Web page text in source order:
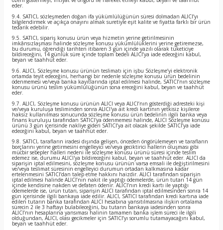
eder.
9.4. SATICI, sözleşmeden doğan ifa yükümlülüğünün süresi dolmadan ALICI’yı
bilgilendirmek ve açıkça onayını almak suretiyle eşit kalite ve fiyatta farklı bir ürün
tedarik edebilir.
9.5. SATICI, sipariş konusu ürün veya hizmetin yerine getirilmesinin
imkânsızlaşması halinde sözleşme konusu yükümlülüklerini yerine getiremezse,
bu durumu, öğrendiği tarihten itibaren 3 gün içinde yazılı olarak tüketiciye
bildireceğini, 14 günlük süre içinde toplam bedeli ALICI’ya iade edeceğini kabul,
beyan ve taahhüt eder.
9.6. ALICI, Sözleşme konusu ürünün teslimatı için işbu Sözleşme’yi elektronik
ortamda teyit edeceğini, herhangi bir nedenle sözleşme konusu ürün bedelinin
ödenmemesi ve/veya banka kayıtlarında iptal edilmesi halinde, SATICI’nın sözleşme
konusu ürünü teslim yükümlülüğünün sona ereceğini kabul, beyan ve taahhüt
eder.
9.7. ALICI, Sözleşme konusu ürünün ALICI veya ALICI’nın gösterdiği adresteki kişi
ve/veya kuruluşa tesliminden sonra ALICI'ya ait kredi kartının yetkisiz kişilerce
haksız kullanılması sonucunda sözleşme konusu ürün bedelinin ilgili banka veya
finans kuruluşu tarafından SATICI'ya ödenmemesi halinde, ALICI Sözleşme konusu
ürünü 3 gün içerisinde nakliye gideri SATICI’ya ait olacak şekilde SATICI’ya iade
edeceğini kabul, beyan ve taahhüt eder.
9.8. SATICI, tarafların iradesi dışında gelişen, önceden öngörülemeyen ve tarafların
borçlarını yerine getirmesini engelleyici ve/veya geciktirici hallerin oluşması gibi
mücbir sebepler halleri nedeni ile sözleşme konusu ürünü süresi içinde teslim
edemez ise, durumu ALICI'ya bildireceğini kabul, beyan ve taahhüt eder. ALICI da
siparişin iptal edilmesini, sözleşme konusu ürünün varsa emsali ile değiştirilmesini
ve/veya teslimat süresinin engelleyici durumun ortadan kalkmasına kadar
ertelenmesini SATICI’dan talep etme hakkını haizdir. ALICI tarafından siparişin
iptal edilmesi halinde ALICI’nın nakit ile yaptığı ödemelerde, ürün tutarı 14 gün
içinde kendisine nakden ve defaten ödenir. ALICI’nın kredi kartı ile yaptığı
ödemelerde ise, ürün tutarı, siparişin ALICI tarafından iptal edilmesinden sonra 14
gün içerisinde ilgili bankaya iade edilir. ALICI, SATICI tarafından kredi kartına iade
edilen tutarın banka tarafından ALICI hesabına yansıtılmasına ilişkin ortalama
sürecin 2 ile 3 haftayı bulabileceğini, bu tutarın bankaya iadesinden sonra
ALICI’nın hesaplarına yansıması halinin tamamen banka işlem süreci ile ilgili
olduğundan, ALICI, olası gecikmeler için SATICI’yı sorumlu tutamayacağını kabul,
beyan ve taahhüt eder.